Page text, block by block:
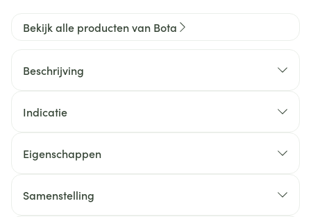
Bekijk alle producten van Bota
Beschrijving
Indicatie
Eigenschappen
Samenstelling